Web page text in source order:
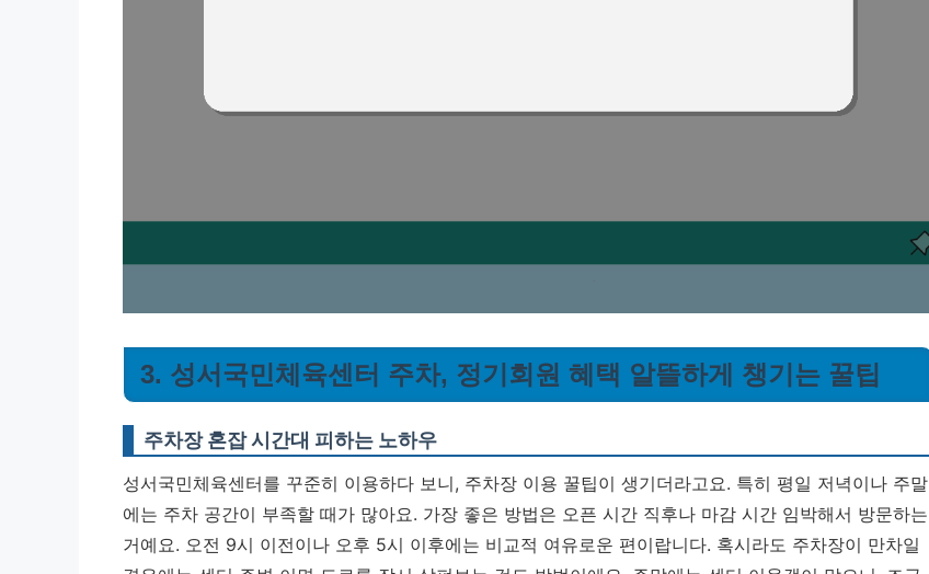
3. 성서국민체육센터 주차, 정기회원 혜택 알뜰하게 챙기는 꿀팁
주차장 혼잡 시간대 피하는 노하우
성서국민체육센터를 꾸준히 이용하다 보니, 주차장 이용 꿀팁이 생기더라고요. 특히 평일 저녁이나 주말
에는 주차 공간이 부족할 때가 많아요. 가장 좋은 방법은 오픈 시간 직후나 마감 시간 임박해서 방문하는
거예요. 오전 9시 이전이나 오후 5시 이후에는 비교적 여유로운 편이랍니다. 혹시라도 주차장이 만차일